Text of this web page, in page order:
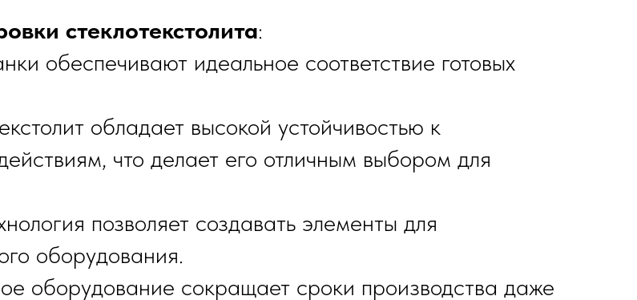
стеклотекстолита:
обеспечивают идеальное соответствие готовых
обладает высокой устойчивостью к
что делает его отличным выбором для
позволяет создавать элементы для
оборудования.
оборудование сокращает сроки производства даже